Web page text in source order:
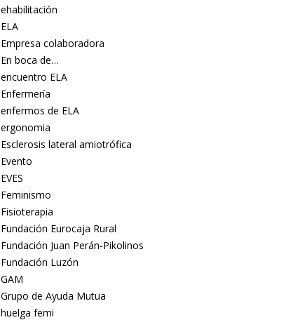
ehabilitación
ELA
Empresa colaboradora
En boca de…
encuentro ELA
Enfermería
enfermos de ELA
ergonomia
Esclerosis lateral amiotrófica
Evento
EVES
Feminismo
Fisioterapia
Fundación Eurocaja Rural
Fundación Juan Perán-Pikolinos
Fundación Luzón
GAM
Grupo de Ayuda Mutua
huelga femi